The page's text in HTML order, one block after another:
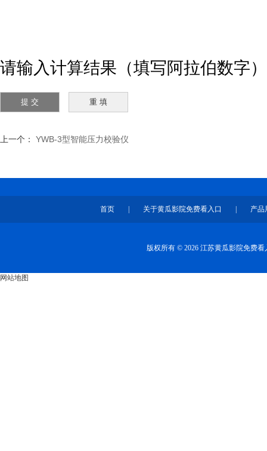
请输入计算结果（填写阿拉伯数字
上一个： YWB-3型智能压力校验仪
首页 关于黄瓜影院免费看入口 产品
版权所有 © 2026 江苏黄瓜影院免费
网站地图